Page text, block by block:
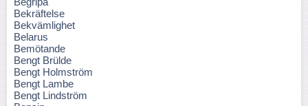
Bekräftelse
Bekvämlighet
Belarus
Bemötande
Bengt Brülde
Bengt Holmström
Bengt Lambe
Bengt Lindström